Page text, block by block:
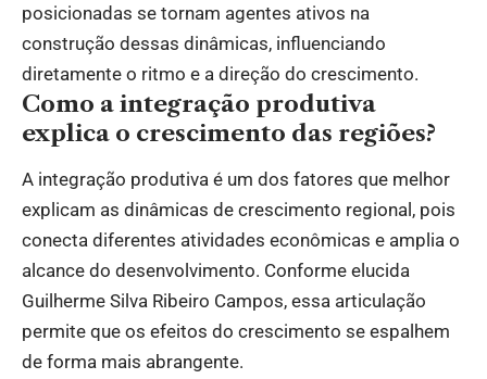
posicionadas se tornam agentes ativos na
construção dessas dinâmicas, influenciando
diretamente o ritmo e a direção do crescimento.
Como a integração produtiva
explica o crescimento das regiões?
A integração produtiva é um dos fatores que melhor
explicam as dinâmicas de crescimento regional, pois
conecta diferentes atividades econômicas e amplia o
alcance do desenvolvimento. Conforme elucida
Guilherme Silva Ribeiro Campos, essa articulação
permite que os efeitos do crescimento se espalhem
de forma mais abrangente.